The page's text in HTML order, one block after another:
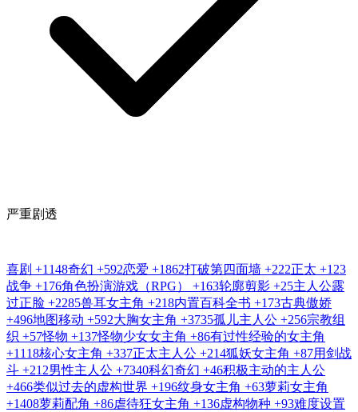
严重剧透
喜剧 +1148奇幻 +592恋爱 +1862打破第四面墙 +222正太 +123
战争 +176角色扮演游戏（RPG） +163轮廓剪影 +25主人公露
过正脸 +2285兽耳女主角 +218内置百科全书 +173古典傲娇
+496地图移动 +592大胸女主角 +3735孤儿主人公 +256宗教组
织 +57怪物 +137怪物少女女主角 +86有过性经验的女主角
+1118核心女主角 +337正太主人公 +214狐妖女主角 +87用剑战
斗 +212男性主人公 +7340科幻奇幻 +46积极主动的主人公
+466类似过去的虚构世界 +196纹身女主角 +63萝莉女主角
+1408萝莉配角 +86虐待狂女主角 +136虚构物种 +93难度设置